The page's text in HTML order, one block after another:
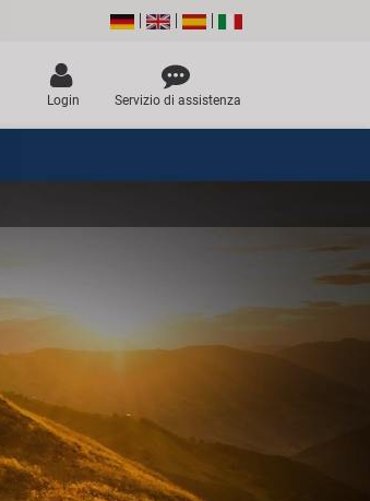
Login Servizio di assistenza